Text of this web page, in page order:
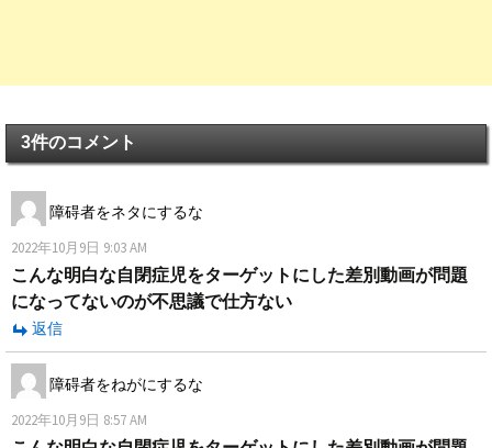
3件のコメント
障碍者をネタにするな
2022年10月9日 9:03 AM
こんな明白な自閉症児をターゲットにした差別動画が問題
になってないのが不思議で仕方ない
返信
障碍者をねがにするな
2022年10月9日 8:57 AM